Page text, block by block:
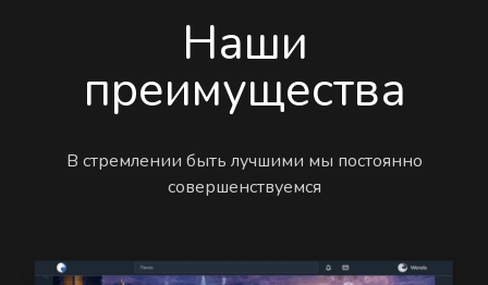
Наши
преимущества
В стремлении быть лучшими мы постоянно
совершенствуемся